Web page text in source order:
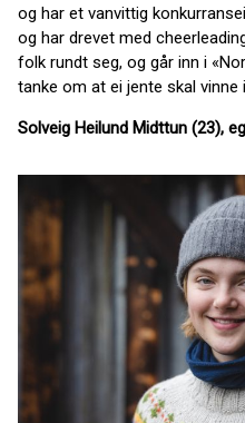
og har et vanvittig
og har drevet med
folk rundt seg, og går inn i
tanke om at ei jente skal vinne
Solveig Heilund Midttun (23),